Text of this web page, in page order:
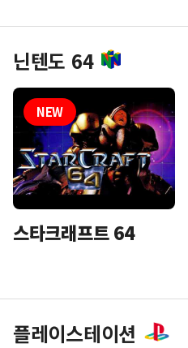
닌텐도 64
스타크래프트 64
플레이스테이션